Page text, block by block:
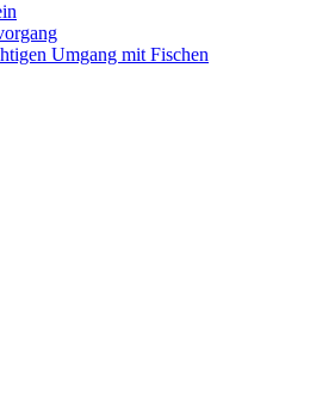
Umgang mit Fischen